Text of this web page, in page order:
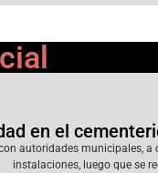
en el
autoridades municipales,
instalaciones, luego que se